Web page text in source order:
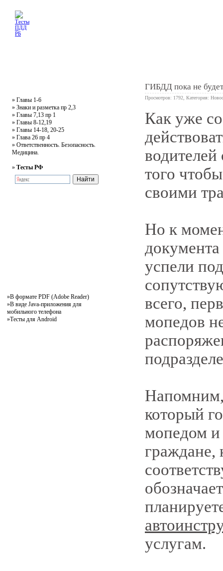
» Главы 1-6
» Знаки и разметка пр 2,3
» Главы 7,13 пр 1
» Главы 8-12,19
» Главы 14-18, 20-25
» Глава 26 пр 4
» Ответственность. Безопасность.
Медицина.
» Тесты РФ
»В формате PDF (Adobe Reader)
»В виде Java-приложения для
мобильного телефона
»Тесты для Android
ГИБДД пока не
Просмотров: 1792, Категория:
Как уже
того
своими
Но к
успели
всего,
мопедов
Напомним,
который
мопедом и
граждане,
услугам.